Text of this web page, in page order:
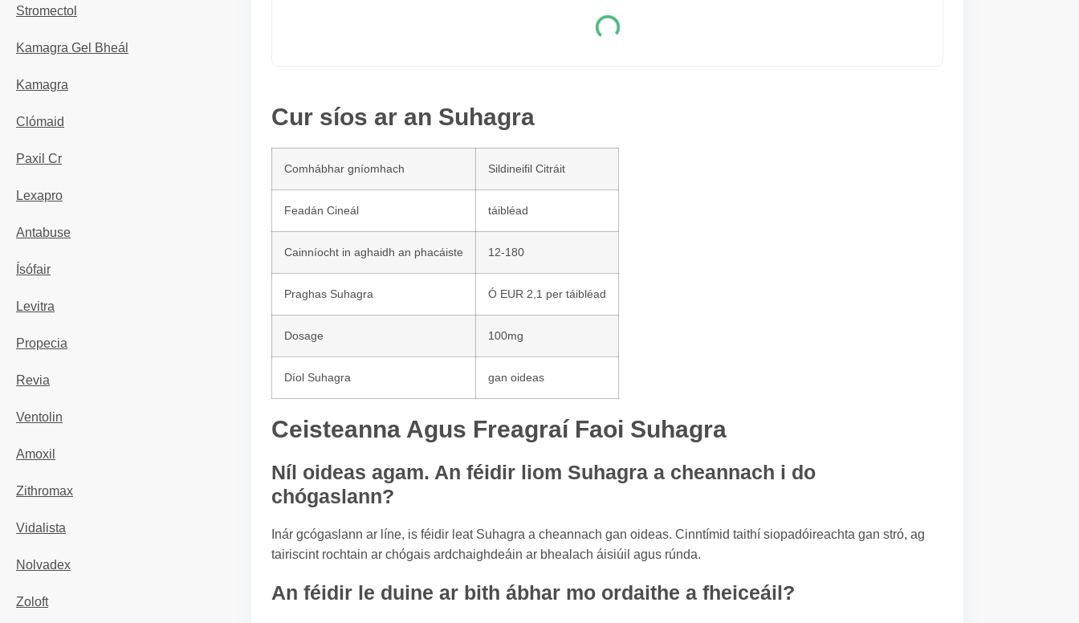
Stromectol
Kamagra Gel Bheál
Kamagra
Clómaid
Paxil Cr
Lexapro
Antabuse
Ísófair
Levitra
Propecia
Revia
Ventolin
Amoxil
Zithromax
Vidalista
Nolvadex
Zoloft
Cur síos ar an Suhagra
Comhábhar gníomhach Sildineifil Citráit
Feadán Cineál táibléad
Cainníocht in aghaidh an phacáiste 12-180
Praghas Suhagra Ó EUR 2,1 per táibléad
Dosage 100mg
Díol Suhagra gan oideas
Ceisteanna Agus Freagraí Faoi Suhagra
Níl oideas agam. An féidir liom Suhagra a cheannach i do
chógaslann?
Inár gcógaslann ar líne, is féidir leat Suhagra a cheannach gan oideas. Cinntímid taithí siopadóireachta gan stró, ag
tairiscint rochtain ar chógais ardchaighdeáin ar bhealach áisiúil agus rúnda.
An féidir le duine ar bith ábhar mo ordaithe a fheiceáil?